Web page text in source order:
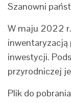
Szanowni
W maju 2022
inwentaryzacją
inwestycji.
przyrodniczej
Plik do